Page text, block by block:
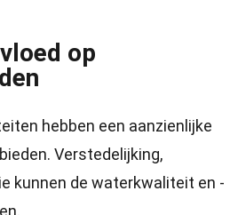
op
hebben een aanzienlijke
Verstedelijking,
kunnen de waterkwaliteit en -